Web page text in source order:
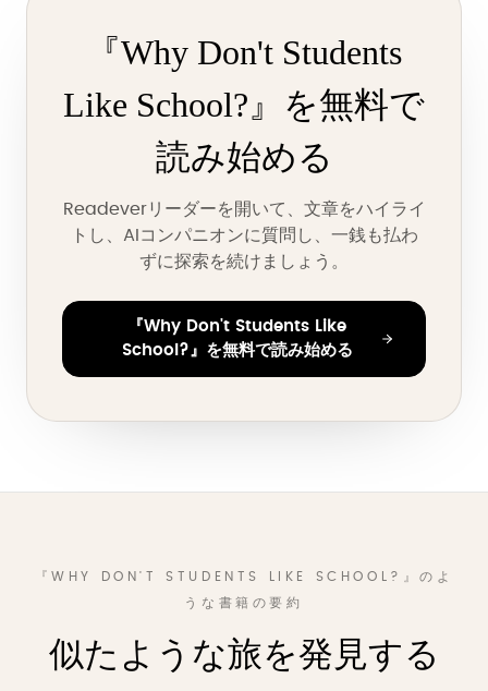
『Why Don't Students
Like School?』を無料で
読み始める
Readeverリーダーを開いて、文章をハイライ
トし、AIコンパニオンに質問し、一銭も払わ
ずに探索を続けましょう。
『Why Don't Students Like
School?』を無料で読み始める
『WHY DON'T STUDENTS LIKE SCHOOL?』のよ
うな書籍の要約
似たような旅を発見する